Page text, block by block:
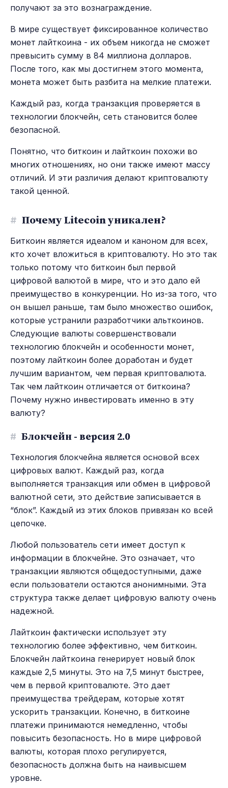
получают за это вознаграждение.
В мире существует фиксированное количество
монет лайткоина - их объем никогда не сможет
превысить сумму в 84 миллиона долларов.
После того, как мы достигнем этого момента,
монета может быть разбита на мелкие платежи.
Каждый раз, когда транзакция проверяется в
технологии блокчейн, сеть становится более
безопасной.
Понятно, что биткоин и лайткоин похожи во
многих отношениях, но они также имеют массу
отличий. И эти различия делают криптовалюту
такой ценной.
# Почему Litecoin уникален?
Биткоин является идеалом и каноном для всех,
кто хочет вложиться в криптовалюту. Но это так
только потому что биткоин был первой
цифровой валютой в мире, что и это дало ей
преимущество в конкуренции. Но из-за того, что
он вышел раньше, там было множество ошибок,
которые устранили разработчики альткоинов.
Следующие валюты совершенствовали
технологию блокчейн и особенности монет,
поэтому лайткоин более доработан и будет
лучшим вариантом, чем первая криптовалюта.
Так чем лайткоин отличается от биткоина?
Почему нужно инвестировать именно в эту
валюту?
# Блокчейн - версия 2.0
Технология блокчейна является основой всех
цифровых валют. Каждый раз, когда
выполняется транзакция или обмен в цифровой
валютной сети, это действие записывается в
“блок”. Каждый из этих блоков привязан ко всей
цепочке.
Любой пользователь сети имеет доступ к
информации в блокчейне. Это означает, что
транзакции являются общедоступными, даже
если пользователи остаются анонимными. Эта
структура также делает цифровую валюту очень
надежной.
Лайткоин фактически использует эту
технологию более эффективно, чем биткоин.
Блокчейн лайткоина генерирует новый блок
каждые 2,5 минуты. Это на 7,5 минут быстрее,
чем в первой криптовалюте. Это дает
преимущества трейдерам, которые хотят
ускорить транзакции. Конечно, в биткоине
платежи принимаются немедленно, чтобы
повысить безопасность. Но в мире цифровой
валюты, которая плохо регулируется,
безопасность должна быть на наивысшем
уровне.